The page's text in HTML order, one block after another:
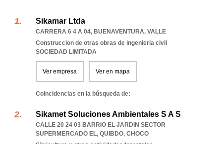
Sikamar Ltda
CARRERA 6 4 A 04, BUENAVENTURA, VALLE
Construccion de otras obras de ingenieria civil
SOCIEDAD LIMITADA
Ver empresa Ver en mapa
Coincidencias en la búsqueda de:
Sikamet Soluciones Ambientales S A S
CALLE 20 24 03 BARRIO EL JARDIN SECTOR
SUPERMERCADO EL, QUIBDO, CHOCO